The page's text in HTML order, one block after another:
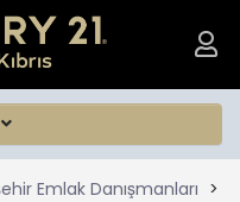
Emlak Danışmanları